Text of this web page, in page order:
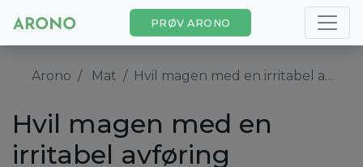
PRØV ARONO
Arono Mat Hvil magen med en irritabel avføring
Hvil magen med en
irritabel avføring